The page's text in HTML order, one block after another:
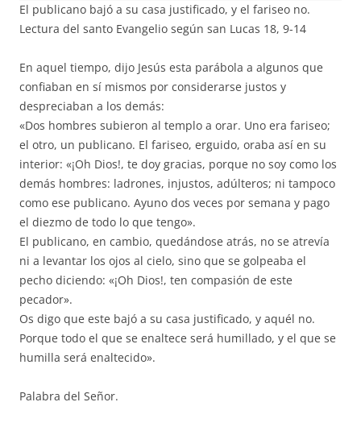
audio
El publicano bajó a su casa justificado, y el fariseo no.
Lectura del santo Evangelio según san Lucas 18, 9-14
En aquel tiempo, dijo Jesús esta parábola a algunos que
confiaban en sí mismos por considerarse justos y
despreciaban a los demás:
«Dos hombres subieron al templo a orar. Uno era fariseo;
el otro, un publicano. El fariseo, erguido, oraba así en su
interior: «¡Oh Dios!, te doy gracias, porque no soy como los
demás hombres: ladrones, injustos, adúlteros; ni tampoco
como ese publicano. Ayuno dos veces por semana y pago
el diezmo de todo lo que tengo».
El publicano, en cambio, quedándose atrás, no se atrevía
ni a levantar los ojos al cielo, sino que se golpeaba el
pecho diciendo: «¡Oh Dios!, ten compasión de este
pecador».
Os digo que este bajó a su casa justificado, y aquél no.
Porque todo el que se enaltece será humillado, y el que se
humilla será enaltecido».
Palabra del Señor.